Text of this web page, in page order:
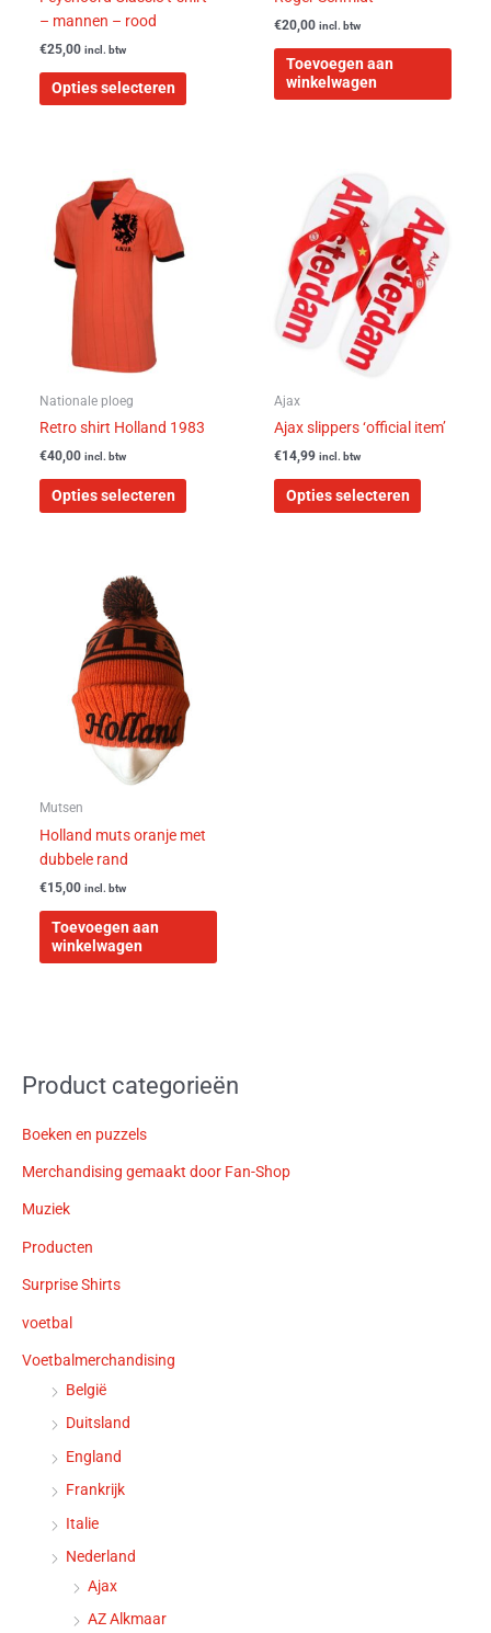
– mannen – rood
€25,00 incl. btw
Opties selecteren
€20,00 incl. btw
Toevoegen aan
winkelwagen
Nationale ploeg
Retro shirt Holland 1983
€40,00 incl. btw
Opties selecteren
meerdere
op
Ajax
Ajax slippers ‘official item’
€14,99 incl. btw
Opties selecteren
heeft
meerdere
variaties.
Deze
op
Mutsen
Holland muts oranje met
dubbele rand
€15,00 incl. btw
Toevoegen aan
winkelwagen
Product categorieën
Boeken en puzzels
Merchandising gemaakt door Fan-Shop
Muziek
Producten
Surprise Shirts
voetbal
Voetbalmerchandising
België
Duitsland
England
Frankrijk
Italie
Nederland
Ajax
AZ Alkmaar